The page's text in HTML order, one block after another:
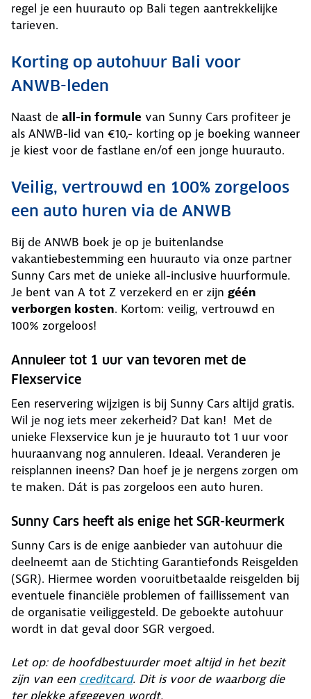
regel je een huurauto op Bali tegen aantrekkelijke
tarieven.
Korting op autohuur Bali voor
ANWB-leden
Naast de all-in formule van Sunny Cars profiteer je
als ANWB-lid van €10,- korting op je boeking wanneer
je kiest voor de fastlane en/of een jonge huurauto.
Veilig, vertrouwd en 100% zorgeloos
een auto huren via de ANWB
Bij de ANWB boek je op je buitenlandse
vakantiebestemming een huurauto via onze partner
Sunny Cars met de unieke all-inclusive huurformule.
Je bent van A tot Z verzekerd en er zijn géén
verborgen kosten. Kortom: veilig, vertrouwd en
100% zorgeloos!
Annuleer tot 1 uur van tevoren met de
Flexservice
Een reservering wijzigen is bij Sunny Cars altijd gratis.
Wil je nog iets meer zekerheid? Dat kan! Met de
unieke Flexservice kun je je huurauto tot 1 uur voor
huuraanvang nog annuleren. Ideaal. Veranderen je
reisplannen ineens? Dan hoef je je nergens zorgen om
te maken. Dát is pas zorgeloos een auto huren.
Sunny Cars heeft als enige het SGR-keurmerk
Sunny Cars is de enige aanbieder van autohuur die
deelneemt aan de Stichting Garantiefonds Reisgelden
(SGR). Hiermee worden vooruitbetaalde reisgelden bij
eventuele financiële problemen of faillissement van
de organisatie veiliggesteld. De geboekte autohuur
wordt in dat geval door SGR vergoed.
Let op: de hoofdbestuurder moet altijd in het bezit
zijn van een creditcard. Dit is voor de waarborg die
ter plekke afgegeven wordt.